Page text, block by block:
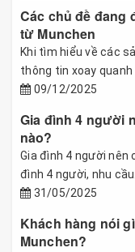
Các chủ đề đang
từ Munchen
Khi tìm hiểu về các
thông tin xoay quanh
09/12/2025
Gia đình 4 người
nào?
Gia đình 4 người nên
đình 4 người, nhu cầu...
31/05/2025
Khách hàng nói
Munchen?